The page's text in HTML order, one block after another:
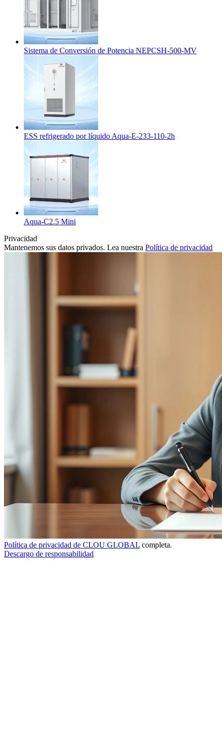
Sistema de Conversión de Potencia NEPCSH-500-MV
ESS refrigerado por líquido Aqua-E-233-110-2h
Aqua-C2.5 Mini
Privacidad
Mantenemos sus datos privados. Lea nuestra Política de privacidad
Política de privacidad de CLOU GLOBAL completa.
Descargo de responsabilidad